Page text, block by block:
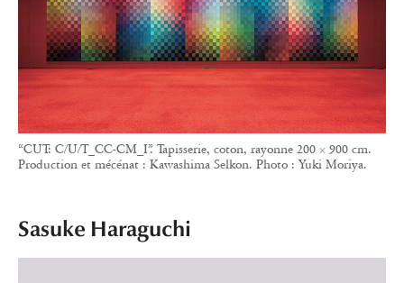
“CUT: C/U/T_CC-CM_I”. Tapisserie, coton, rayonne 200 × 900 cm.
Production et mécénat : Kawashima Selkon. Photo : Yuki Moriya.
Sasuke Haraguchi